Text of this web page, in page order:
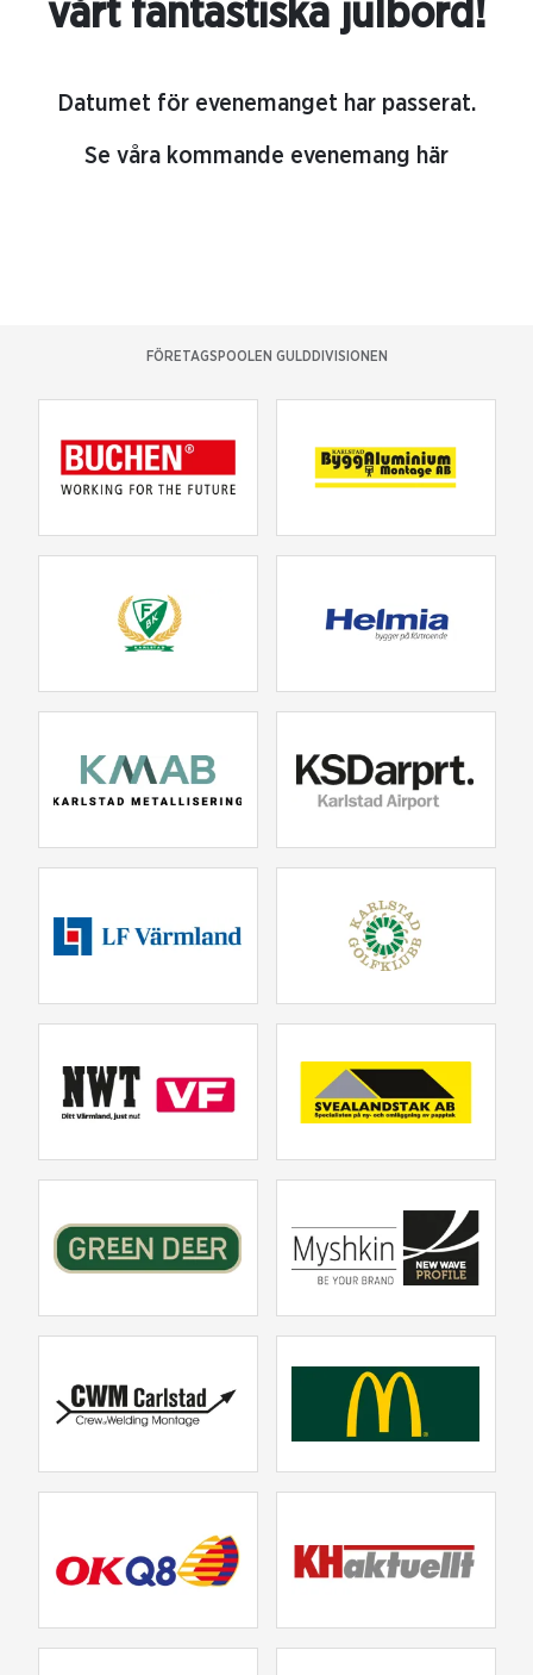
vårt fantastiska julbord!
Datumet för evenemanget har passerat.
Se våra kommande evenemang här
FÖRETAGSPOOLEN GULDDIVISIONEN